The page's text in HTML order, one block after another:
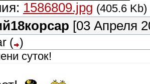
1586809.jpg (405.6 Kb)
[03 Апреля
( )
суток!